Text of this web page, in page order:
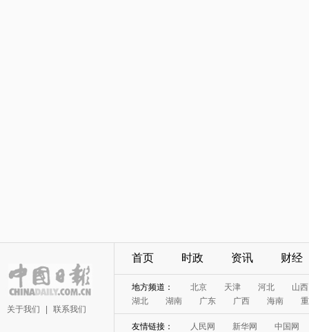
关于我们 联系我们
首页 时政 资讯 财经
地方频道： 北京 天津 河北
山西
湖北
湖南 广东 广西 海南
友情链接： 人民网 新华网
中国网